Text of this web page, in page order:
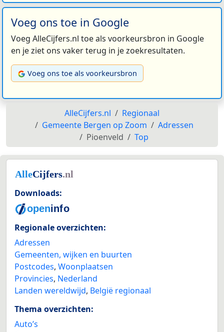
Voeg ons toe in Google
Voeg AlleCijfers.nl toe als voorkeursbron in Google
en je ziet ons vaker terug in je zoekresultaten.
Voeg ons toe als voorkeursbron
AlleCijfers.nl
Regionaal
Gemeente Bergen op Zoom
Adressen
Pioenveld
Top
Downloads:
Regionale overzichten:
Adressen
Gemeenten, wijken en buurten
Postcodes, Woonplaatsen
Provincies, Nederland
Landen wereldwijd, België regionaal
Thema overzichten:
Auto’s